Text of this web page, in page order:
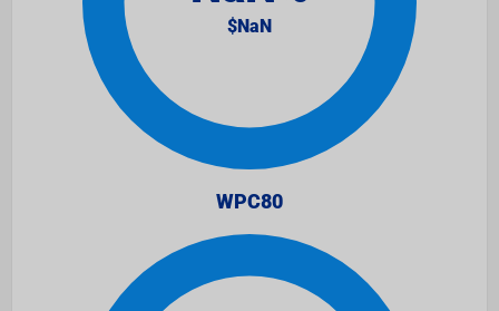
WPC80